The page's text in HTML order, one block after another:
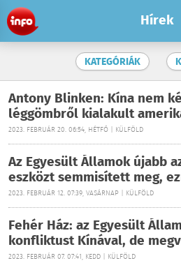
Hírek
KATEGÓRIÁK
Antony Blinken: Kína nem
léggömbről kialakult
2023. FEBRUÁR 20. 06:54, HÉTFŐ | KÜLFÖLD
Az Egyesült Államok újabb
eszközt semmisített meg,
2023. FEBRUÁR 12. 07:39, VASÁRNAP | KÜLFÖLD
Fehér Ház: az Egyesült
konfliktust Kínával, de
2023. FEBRUÁR 07. 07:41, KEDD | KÜLFÖLD